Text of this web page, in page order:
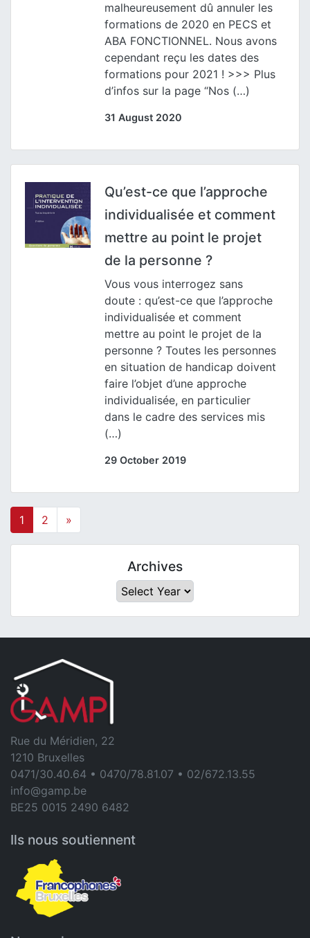
malheureusement dû annuler les
formations de 2020 en PECS et
ABA FONCTIONNEL. Nous avons
cependant reçu les dates des
formations pour 2021 ! >>> Plus
d’infos sur la page “Nos (…)
31 August 2020
Qu’est-ce que l’approche
individualisée et comment
mettre au point le projet
de la personne ?
Vous vous interrogez sans
doute : qu’est-ce que l’approche
individualisée et comment
mettre au point le projet de la
personne ? Toutes les personnes
en situation de handicap doivent
faire l’objet d’une approche
individualisée, en particulier
dans le cadre des services mis
(…)
29 October 2019
1 2 »
Archives
Rue du Méridien, 22
1210 Bruxelles
0471/30.40.64 • 0470/78.81.07 • 02/672.13.55
info@gamp.be
BE25 0015 2490 6482
Ils nous soutiennent